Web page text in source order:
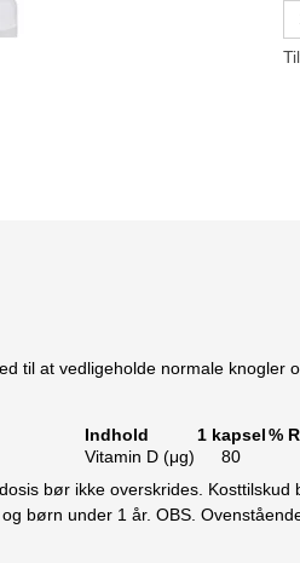
til at vedligeholde normale
Indhold 1 kapsel%
Vitamin D (μg)
80
bør ikke overskrides.
børn under 1 år. OBS.